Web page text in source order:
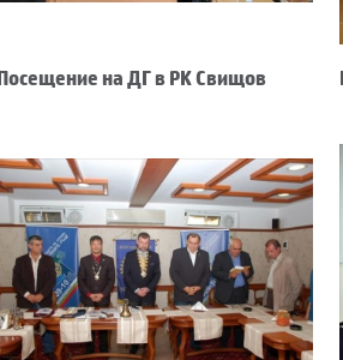
Посещение на ДГ в РК Свищов